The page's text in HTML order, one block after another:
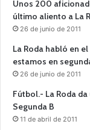
Unos 200
último aliento a La
26 de junio de 2011
La Roda habló en el
estamos en
26 de junio de 2011
Fútbol.- La Roda
Segunda B
11 de abril de 2011